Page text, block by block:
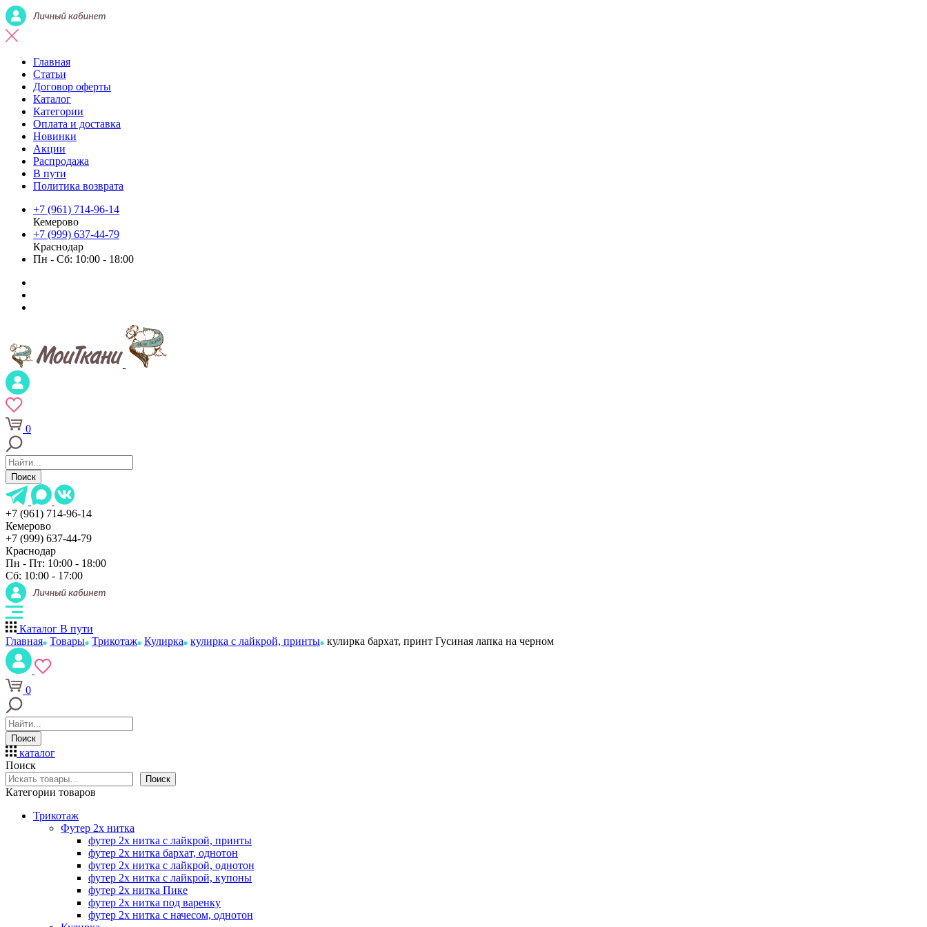
Главная
Статьи
Договор оферты
Каталог
Категории
Оплата и доставка
Новинки
Акции
Распродажа
В пути
Политика возврата
+7 (961) 714-96-14
Кемерово
+7 (999) 637-44-79
Краснодар
Пн - Сб: 10:00 - 18:00
0
Поиск
+7 (961) 714-96-14
Кемерово
+7 (999) 637-44-79
Краснодар
Пн - Пт: 10:00 - 18:00
Сб: 10:00 - 17:00
Каталог В пути
Главная Товары Трикотаж Кулирка кулирка с лайкрой, принты кулирка бархат, принт Гусиная лапка на черном
0
Поиск
каталог
Поиск
Поиск
Категории товаров
Трикотаж
Футер 2х нитка
футер 2х нитка с лайкрой, принты
футер 2х нитка бархат, однотон
футер 2х нитка с лайкрой, однотон
футер 2х нитка с лайкрой, купоны
футер 2х нитка Пике
футер 2х нитка под варенку
футер 2х нитка с начесом, однотон